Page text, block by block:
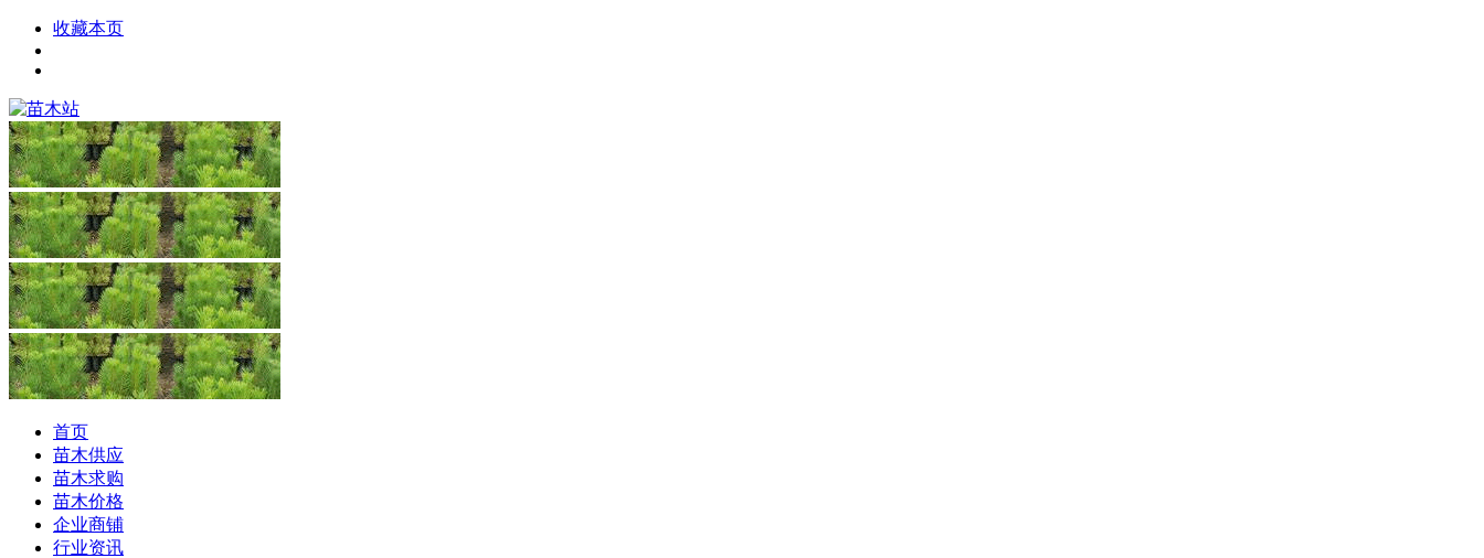
收藏本页
首页
苗木供应
苗木求购
苗木价格
企业商铺
行业资讯